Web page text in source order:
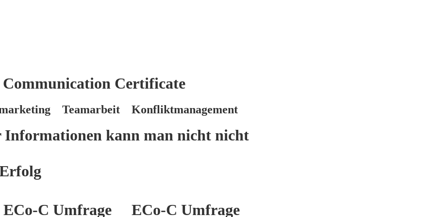
Certificate
Teamarbeit Konfliktmanagement
Informationen kann man nicht nicht
ECo-C Umfrage ECo-C Umfrage